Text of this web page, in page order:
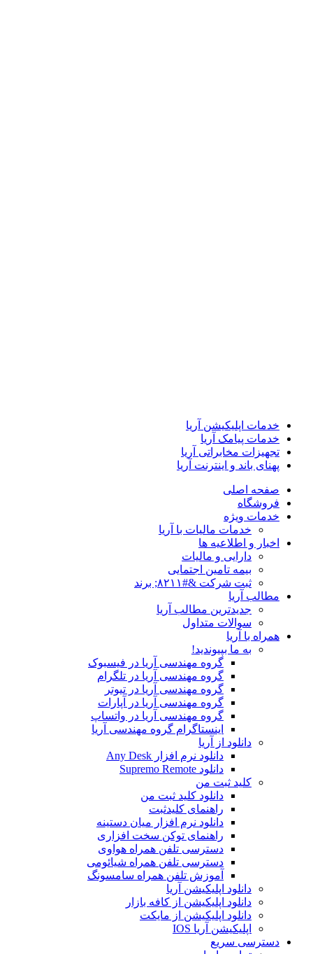
خدمات اپلیکیشن آریا
خدمات پیامک آریا
تجهیزات مخابراتی آریا
پهنای باند و اینترنت آریا
صفحه اصلی
فروشگاه
خدمات ویژه
خدمات مالیات با آریا
اخبار و اطلاعیه ها
دارایی و مالیات
بیمه تامین اجتمایی
ثبت شرکت &#۸۲۱۱; برند
مطالب آریا
جدیدترین مطالب آریا
سوالات متداول
همراه با آریا
به ما بپیوندید!
گروه مهندسی آریا در فیسبوک
گروه مهندسی آریا در تلگرام
گروه مهندسی آریا در تیوتر
گروه مهندسی آریا در آپارات
گروه مهندسی آریا در واتساپ
اینستاگرام گروه مهندسی آریا
دانلود از آریا
دانلود نرم افزار Any Desk
دانلود Supremo Remote
کلید ثبت من
دانلود کلید ثبت من
راهنمای کلیدثبت
دانلود نرم افزار میان دستینه
راهنمای توکن سخت افزاری
دسترسی تلفن همراه هواوی
دسترسی تلفن همراه شیائومی
آموزش تلفن همراه سامسونگ
دانلود اپلیکیشن آریا
دانلود اپلیکیشن از کافه بازار
دانلود اپلیکیشن از مایکت
اپلیکیشن آریا IOS
دسترسی سریع